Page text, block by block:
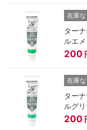
在庫な
ター
ルエ
200
在庫な
ター
ルグ
200